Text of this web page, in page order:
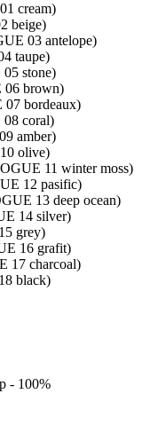
cream)
beige)
03 antelope)
taupe)
stone)
brown)
bordeaux)
coral)
amber)
olive)
11 winter moss)
12 pasific)
13 deep ocean)
14 silver)
grey)
16 grafit)
17 charcoal)
black)
- 100%